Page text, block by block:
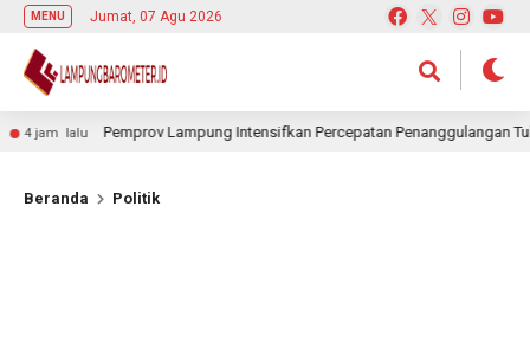
MENU Jumat, 07 Agu 2026
lalu Pemprov Lampung Intensifkan Percepatan Penanggulangan
Beranda Politik